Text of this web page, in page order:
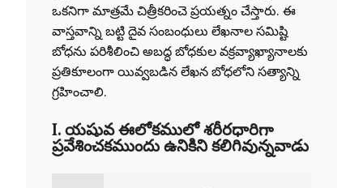
ఒకనిగా మాత్రమే చిత్రీకరించె ప్రయత్నం చేస్తారు. ఈ
వాస్తవాన్ని బట్టి దైవ సంబంధులు లేఖనాల సమిష్టి
బోధను పరిశీలించి అబద్ధ బోధకుల వక్రవ్యాఖ్యానాలకు
ప్రతికూలంగా యివ్వబడిన లేఖన బోధలోని సత్యాన్ని
గ్రహించాలి.
I. యషువఈలోకములో శరీరధారిగా
ప్రవేశించకముందు ఉనికిని కలిగివున్నవాడు